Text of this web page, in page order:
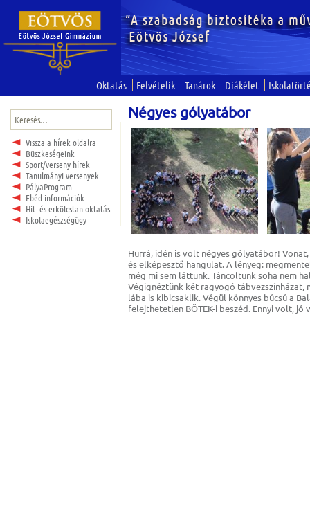
Oktatás Felvételik Tanárok Diákélet
Keresés:
Vissza a hírek oldalra
Büszkeségeink
Sport/verseny hírek
Tanulmányi versenyek
PályaProgram
Ebéd információk
Hit- és erkölcstan oktatás
Iskolaegészségügy
Négyes gólyatábor
Hurrá, idén is volt négyes gólyatábor!
és elképesztő hangulat. A lényeg:
még mi sem láttunk. Táncoltunk soha nem
Végignéztünk két ragyogó
lába is kibicsaklik. Végül könnyes búcsú a
felejthetetlen BÖTEK-i beszéd. Ennyi volt, jó